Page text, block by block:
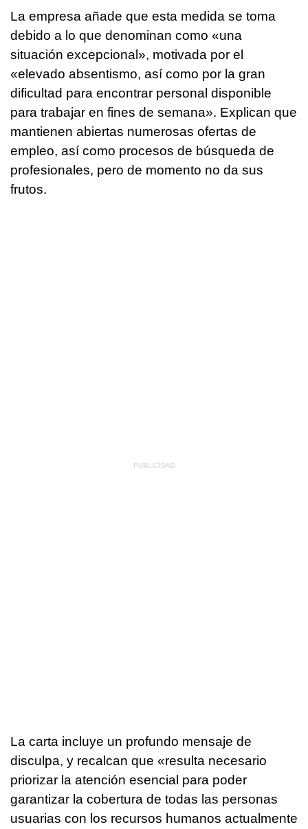
La empresa añade que esta medida se toma
debido a lo que denominan como «una
situación excepcional», motivada por el
«elevado absentismo, así como por la gran
dificultad para encontrar personal disponible
para trabajar en fines de semana». Explican que
mantienen abiertas numerosas ofertas de
empleo, así como procesos de búsqueda de
profesionales, pero de momento no da sus
frutos.
La carta incluye un profundo mensaje de
disculpa, y recalcan que «resulta necesario
priorizar la atención esencial para poder
garantizar la cobertura de todas las personas
usuarias con los recursos humanos actualmente